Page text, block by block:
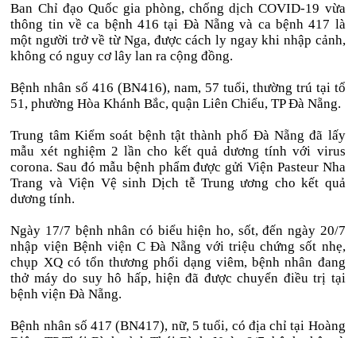
Ban Chỉ đạo Quốc gia phòng, chống dịch COVID-19 vừa
thông tin về ca bệnh 416 tại Đà Nẵng và ca bệnh 417 là
một người trở về từ Nga, được cách ly ngay khi nhập cảnh,
không có nguy cơ lây lan ra cộng đồng.
Bệnh nhân số 416 (BN416), nam, 57 tuổi, thường trú tại tổ
51, phường Hòa Khánh Bắc, quận Liên Chiểu, TP Đà Nẵng.
Trung tâm Kiểm soát bệnh tật thành phố Đà Nẵng đã lấy
mẫu xét nghiệm 2 lần cho kết quả dương tính với virus
corona. Sau đó mẫu bệnh phẩm được gửi Viện Pasteur Nha
Trang và Viện Vệ sinh Dịch tễ Trung ương cho kết quả
dương tính.
Ngày 17/7 bệnh nhân có biểu hiện ho, sốt, đến ngày 20/7
nhập viện Bệnh viện C Đà Nẵng với triệu chứng sốt nhẹ,
chụp XQ có tổn thương phổi dạng viêm, bệnh nhân đang
thở máy do suy hô hấp, hiện đã được chuyển điều trị tại
bệnh viện Đà Nẵng.
Bệnh nhân số 417 (BN417), nữ, 5 tuổi, có địa chỉ tại Hoàng